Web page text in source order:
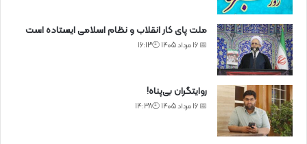
ملت پای کار انقلاب و نظام اسلامی ایستاده است
📅 16 مرداد 1405 🕙16:13
روایتگران بی‌پناه!
📅 16 مرداد 1405 🕙14:38